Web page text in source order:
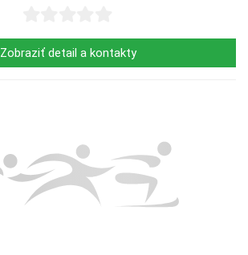
Zobraziť detail a kontakty